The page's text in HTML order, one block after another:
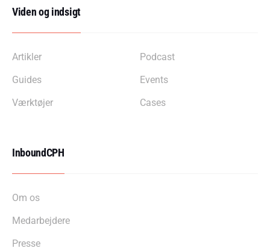
Viden og indsigt
Artikler
Guides
Værktøjer
Podcast
Events
Cases
InboundCPH
Om os
Medarbejdere
Presse